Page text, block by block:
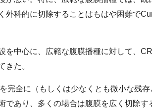
外科的に切除することはもはや困難で
中心に、広範な腹膜播種に対して、
きた。
完全に（もしくは少なくとも微小な残存
であり、多くの場合は腹膜を広く切除す